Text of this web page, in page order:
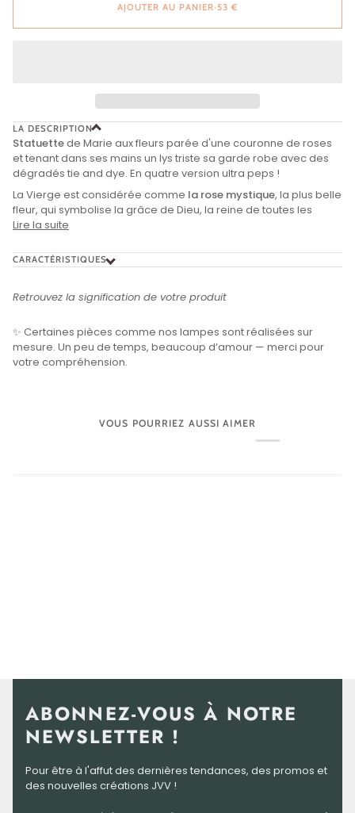
AJOUTER AU PANIER•53 €
LA DESCRIPTION
Statuettede Marie aux fleurs parée d'une couronne de roses
et tenant dans ses mains un lys triste sa garde robe avec des
dégradés tie and dye. En quatre version ultra peps !
La Vierge est considérée comme la rose mystique, la plus belle
fleur, qui symbolise la grâce de Dieu, la reine de toutes les
Lire la suite
CARACTÉRISTIQUES
Retrouvez la signification de votre produit
✨ Certaines pièces comme nos lampes sont réalisées sur
mesure. Un peu de temps, beaucoup d’amour — merci pour
votre compréhension.
VOUS POURRIEZ AUSSI AIMER
ABONNEZ-VOUS À NOTRE
NEWSLETTER !
Pour être à l'affut des dernières tendances, des promos et
des nouvelles créations JVV !